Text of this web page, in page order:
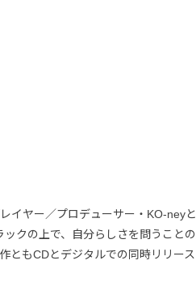
イヤー／プロデューサー・KO-neyと
ックの上で、自分らしさを問うこと
ともCDとデジタルでの同時リリース